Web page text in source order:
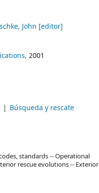
John [editor]
2001
Búsqueda y rescate
standards -- Operational
rescue evolutions -- Exterior